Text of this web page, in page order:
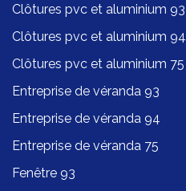
Clôtures pvc et aluminium 93
Clôtures pvc et aluminium 94
Clôtures pvc et aluminium 75
Entreprise de véranda 93
Entreprise de véranda 94
Entreprise de véranda 75
Fenêtre 93